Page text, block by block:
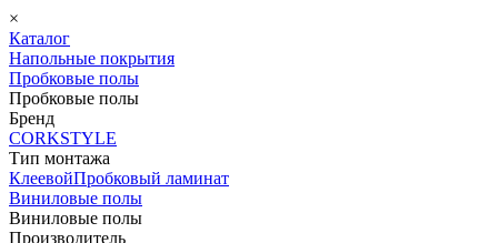
×
Каталог
Напольные покрытия
Пробковые полы
Пробковые полы
Бренд
CORKSTYLE
Тип монтажа
КлеевойПробковый ламинат
Виниловые полы
Виниловые полы
Производитель